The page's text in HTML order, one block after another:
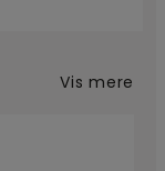
Vis mere